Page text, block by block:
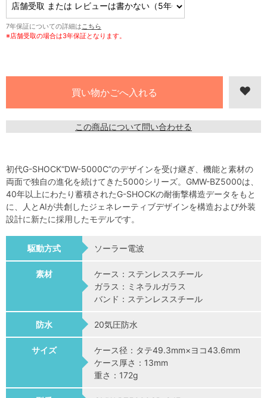
7年保証についての詳細は こちら
※店舗受取の場合は3年保証となります。
この商品について問い合わせる
初代G-SHOCK“DW-5000C”のデザインを受け継ぎ、機能と素材の
両面で独自の進化を続けてきた5000シリーズ。GMW-BZ5000は、
40年以上にわたり蓄積されたG-SHOCKの耐衝撃構造データをもと
に、人とAIが共創したジェネレーティブデザインを構造および外装
設計に新たに採用したモデルです。
駆動方式 ソーラー電波
素材
ケース：ステンレススチール
ガラス：ミネラルガラス
バンド：ステンレススチール
防水 20気圧防水
サイズ
ケース径：タテ49.3mm×ヨコ43.6mm
ケース厚さ：13mm
重さ：172g